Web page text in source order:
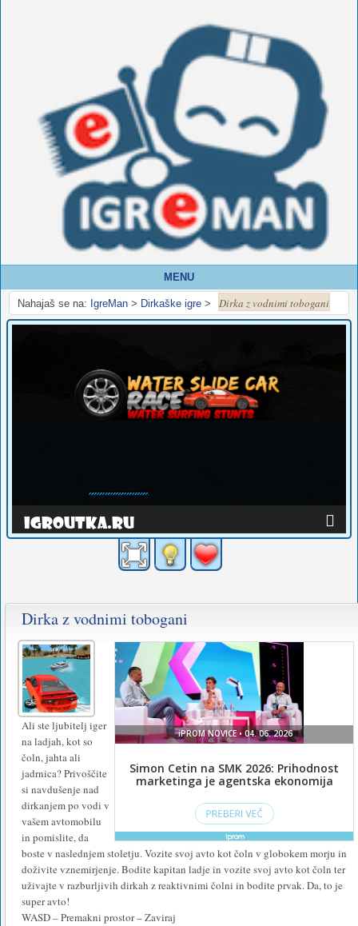
MENU
Nahajaš se na: IgreMan > Dirkaške igre > Dirka z vodnimi tobogani
Dirka z vodnimi tobogani
Ali ste ljubitelj iger
na ladjah, kot so
čoln, jahta ali
jadrnica? Privoščite
si navdušenje nad
dirkanjem po vodi v
vašem avtomobilu
in pomislite, da
boste v naslednjem stoletju. Vozite svoj avto kot čoln v globokem morju in
doživite vznemirjenje. Bodite kapitan ladje in vozite svoj avto kot čoln ter
uživajte v razburljivih dirkah z reaktivnimi čolni in bodite prvak. Da, to je
super avto!
WASD – Premakni prostor – Zaviraj